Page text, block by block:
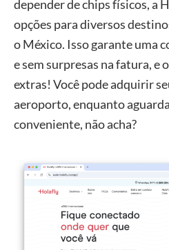
depender de chips físicos, a
opções para diversos
o México. Isso garante uma
e sem surpresas na fatura, e
extras! Você pode adquirir
aeroporto, enquanto
conveniente, não acha?